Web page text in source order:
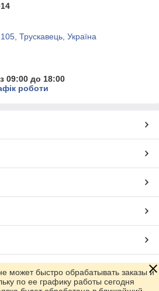
Трускавець, Україна
09:00 до 18:00
роботи
Prom.ua
может быстро обрабатывать заказы и
по ее графику работы сегодня